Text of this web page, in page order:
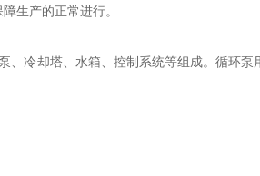
生产的正常进行。
冷却塔、水箱、控制系统等组成。循环泵